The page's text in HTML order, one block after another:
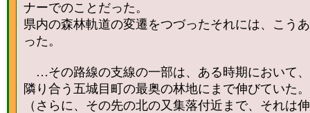
ナーでのことだった。
県内の森林軌道の変遷をつづったそれには、こうあ
った。
…その路線の支線の一部は、ある時期において、
隣り合う五城目町の最奥の林地にまで伸びていた。
（さらに、その先の北の又集落付近まで、それは伸